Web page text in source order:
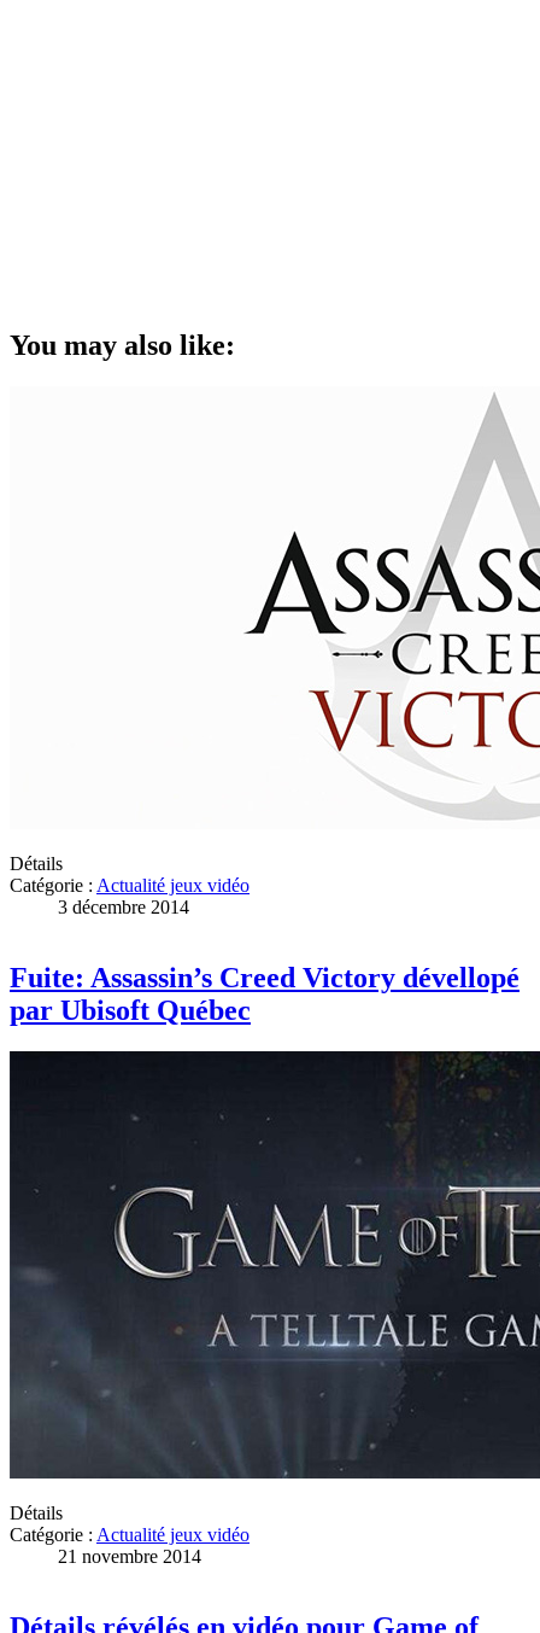
You may also like:
Détails
Catégorie : Actualité jeux vidéo
3 décembre 2014
Fuite: Assassin’s Creed Victory dévellopé
par Ubisoft Québec
Détails
Catégorie : Actualité jeux vidéo
21 novembre 2014
Détails révélés en vidéo pour Game of